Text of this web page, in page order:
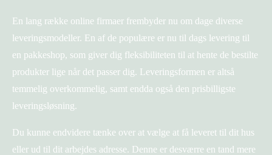
En lang række online firmaer frembyder nu om dage diverse
leveringsmodeller. En af de populære er nu til dags levering til
en pakkeshop, som giver dig fleksibiliteten til at hente de bestilte
produkter lige når det passer dig. Leveringsformen er altså
temmelig overkommelig, samt endda også den prisbilligste
leveringsløsning.
Du kunne endvidere tænke over at vælge at få leveret til dit hus
eller ud til dit arbejdes adresse. Denne er desværre en tand mere